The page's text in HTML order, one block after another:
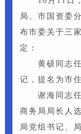
局、市国资委
布市委关于三
定：
黄硕同志
记，提名为市
谢海同志
商务局局长人
局党组书记、